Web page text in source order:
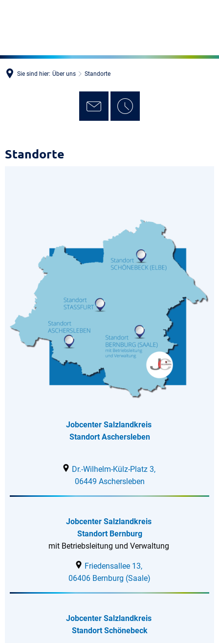
Sie sind hier: Über uns Standorte
Standorte
Standorte
Jobcenter Salzlandkreis
Standort Aschersleben
Dr.-Wilhelm-Külz-Platz 3,
06449 Aschersleben
Jobcenter Salzlandkreis
Standort Bernburg
mit Betriebsleitung und Verwaltung
Friedensallee 13,
06406 Bernburg (Saale)
Jobcenter Salzlandkreis
Standort Schönebeck